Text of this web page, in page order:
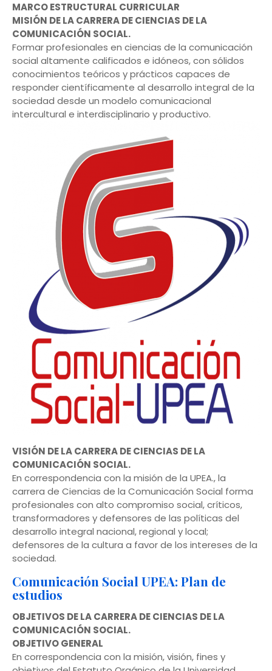
MARCO ESTRUCTURAL CURRICULAR
MISIÓN DE LA CARRERA DE CIENCIAS DE LA
COMUNICACIÓN SOCIAL.
Formar profesionales en ciencias de la comunicación
social altamente calificados e idóneos, con sólidos
conocimientos teóricos y prácticos capaces de
responder científicamente al desarrollo integral de la
sociedad desde un modelo comunicacional
intercultural e interdisciplinario y productivo.
VISIÓN DE LA CARRERA DE CIENCIAS DE LA
COMUNICACIÓN SOCIAL.
En correspondencia con la misión de la UPEA., la
carrera de Ciencias de la Comunicación Social forma
profesionales con alto compromiso social, críticos,
transformadores y defensores de las políticas del
desarrollo integral nacional, regional y local;
defensores de la cultura a favor de los intereses de la
sociedad.
Comunicación Social UPEA: Plan de
estudios
OBJETIVOS DE LA CARRERA DE CIENCIAS DE LA
COMUNICACIÓN SOCIAL.
OBJETIVO GENERAL
En correspondencia con la misión, visión, fines y